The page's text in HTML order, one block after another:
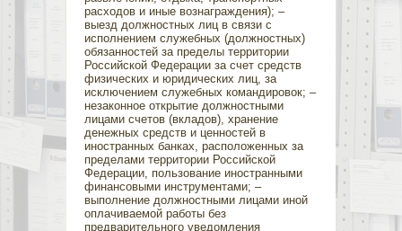
расходов и иные вознаграждения); –
выезд должностных лиц в связи с
исполнением служебных (должностных)
обязанностей за пределы территории
Российской Федерации за счет средств
физических и юридических лиц, за
исключением служебных командировок; –
незаконное открытие должностными
лицами счетов (вкладов), хранение
денежных средств и ценностей в
иностранных банках, расположенных за
пределами территории Российской
Федерации, пользование иностранными
финансовыми инструментами; –
выполнение должностными лицами иной
оплачиваемой работы без
предварительного уведомления